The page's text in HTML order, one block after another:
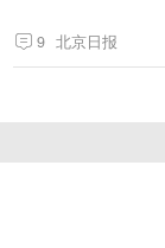
9 北京日报